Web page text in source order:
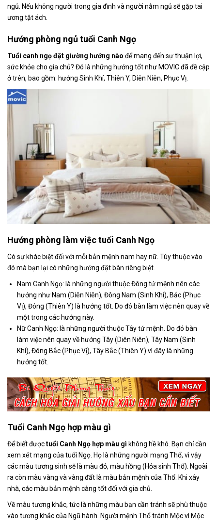
ngủ. Nếu không người trong gia đình và người nằm ngủ sẽ gặp tai
ương tật ách.
Hướng phòng ngủ tuổi Canh Ngọ
Tuổi canh ngọ đặt giường hướng nào để mang đến sự thuận lợi,
sức khỏe cho gia chủ? Đó là những hướng tốt như MOVIC đã đề cập
ở trên, bao gồm: hướng Sinh Khí, Thiên Y, Diên Niên, Phục Vị.
Hướng phòng làm việc tuổi Canh Ngọ
Có sự khác biệt đối với mỗi bản mệnh nam hay nữ. Tùy thuộc vào
đó mà bạn lại có những hướng đặt bàn riêng biệt.
Nam Canh Ngọ: là những người thuộc Đông tứ mệnh nên các
hướng như Nam (Diên Niên), Đông Nam (Sinh Khí), Bắc (Phục
Vị), Đông (Thiên Y) là hướng tốt. Do đó bàn làm việc nên quay về
một trong các hướng này.
Nữ Canh Ngọ: là những người thuộc Tây tứ mệnh. Do đó bàn
làm việc nên quay về hướng Tây (Diên Niên), Tây Nam (Sinh
Khí), Đông Bắc (Phục Vị), Tây Bắc (Thiên Y) vì đây là những
hướng tốt.
Tuổi Canh Ngọ hợp màu gì
Để biết đượctuổi Canh Ngọ hợp màu gì không hề khó. Bạn chỉ cần
xem xét mạng của tuổi Ngọ. Họ là những người mạng Thổ, vì vậy
các màu tương sinh sẽ là màu đỏ, màu hồng (Hỏa sinh Thổ). Ngoài
ra còn màu vàng và vàng đất là màu bản mệnh của Thổ. Khi xây
nhà, các màu bản mệnh càng tốt đối với gia chủ.
Về màu tương khắc, tức là những màu bạn cần tránh sẽ phù thuộc
vào tương khắc của Ngũ hành. Người mệnh Thổ tránh Mộc vì Mộc